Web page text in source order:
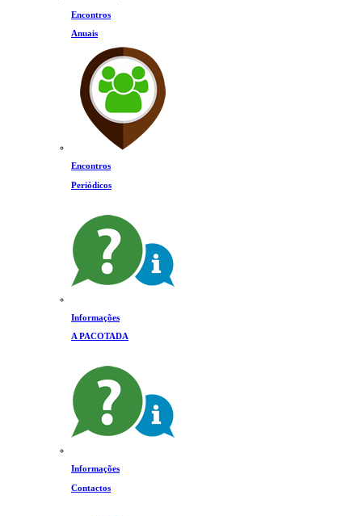
Encontros
Anuais
Encontros
Periódicos
Informações
A PACOTADA
Informações
Contactos